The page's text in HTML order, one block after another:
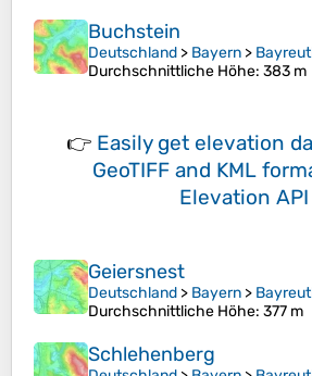
Buchstein
Deutschland > Bayern >
Durchschnittliche Höhe: 383 m
👉 Easily get elevation
GeoTIFF and KML
Elevation API
Geiersnest
Deutschland > Bayern >
Durchschnittliche Höhe: 377 m
Schlehenberg